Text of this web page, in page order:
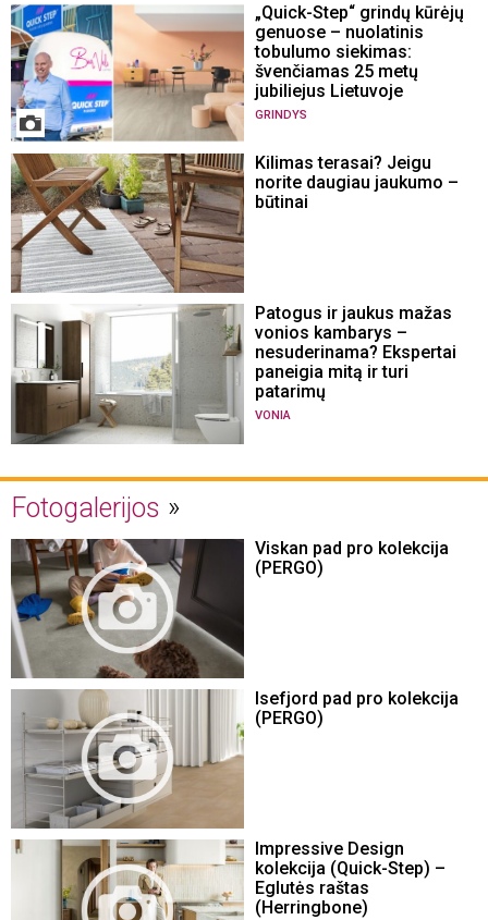
„Quick-Step“ grindų kūrėjų
genuose – nuolatinis
tobulumo siekimas:
švenčiamas 25 metų
jubiliejus Lietuvoje
GRINDYS
Kilimas terasai? Jeigu
norite daugiau jaukumo –
būtinai
Patogus ir jaukus mažas
vonios kambarys –
nesuderinama? Ekspertai
paneigia mitą ir turi
patarimų
VONIA
Fotogalerijos
Viskan pad pro kolekcija
(PERGO)
Isefjord pad pro kolekcija
(PERGO)
Impressive Design
kolekcija (Quick-Step) –
Eglutės raštas
(Herringbone)